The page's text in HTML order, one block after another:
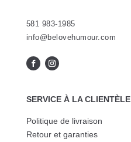
581 983-1985
info@belovehumour.com
SERVICE À LA CLIENTÈLE
Politique de livraison
Retour et garanties